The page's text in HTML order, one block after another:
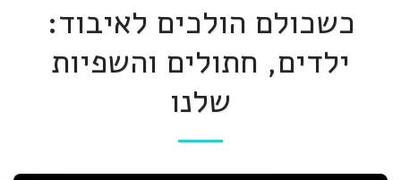
כשכולם הולכים לאיבוד:
ילדים, חתולים והשפיות
שלנו